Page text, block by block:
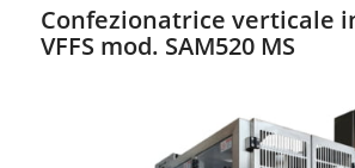
Confezionatrice verticale
VFFS mod. SAM520 MS